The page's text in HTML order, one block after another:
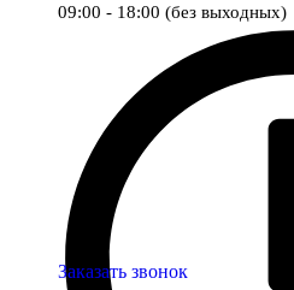
09:00 - 18:00 (без выходных)
Заказать звонок